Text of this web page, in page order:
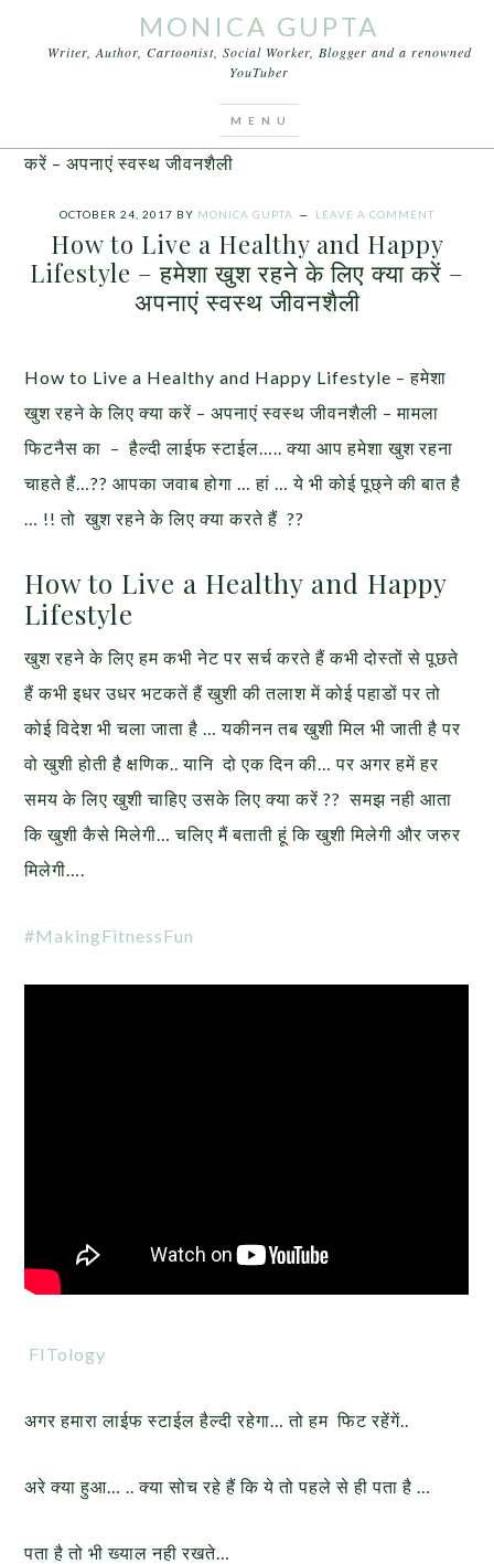
MONICA GUPTA
Writer, Author, Cartoonist, Social Worker, Blogger and a renowned
YouTuber
Healthy and Happy Lifestyle – हमेशा खुश रहने के लिए क्या
करें – अपनाएं स्वस्थ जीवनशैली
OCTOBER 24, 2017 BY MONICA GUPTA LEAVE A COMMENT
How to Live a Healthy and Happy
Lifestyle – हमेशा खुश रहने के लिए क्या करें –
अपनाएं स्वस्थ जीवनशैली
How to Live a Healthy and Happy Lifestyle – हमेशा
खुश रहने के लिए क्या करें – अपनाएं स्वस्थ जीवनशैली – मामला
फिटनैस का – हैल्दी लाईफ स्टाईल….. क्या आप हमेशा खुश रहना
चाहते हैं…?? आपका जवाब होगा … हां … ये भी कोई पूछ्ने की बात है
… !! तो खुश रहने के लिए क्या करते हैं ??
How to Live a Healthy and Happy
Lifestyle
खुश रहने के लिए हम कभी नेट पर सर्च करते हैं कभी दोस्तों से पूछते
हैं कभी इधर उधर भटकतें हैं खुशी की तलाश में कोई पहाडों पर तो
कोई विदेश भी चला जाता है … यकीनन तब खुशी मिल भी जाती है पर
वो खुशी होती है क्षणिक.. यानि दो एक दिन की… पर अगर हमें हर
समय के लिए खुशी चाहिए उसके लिए क्या करें ?? समझ नही आता
कि खुशी कैसे मिलेगी… चलिए मैं बताती हूं कि खुशी मिलेगी और जरुर
मिलेगी….
#MakingFitnessFun
FITology
अगर हमारा लाईफ स्टाईल हैल्दी रहेगा… तो हम फिट रहेंगें..
अरे क्या हुआ… .. क्या सोच रहे हैं कि ये तो पहले से ही पता है …
पता है तो भी ख्याल नही रखते…